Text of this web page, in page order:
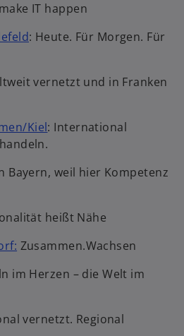
IT happen
: Heute. Für Morgen. Für
vernetzt und in Franken
Kiel: International
Bayern, weil hier Kompetenz
heißt Nähe
Zusammen.Wachsen
im Herzen – die Welt im
vernetzt. Regional